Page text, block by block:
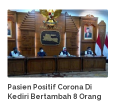
Pasien Positif Corona Di
Kediri Bertambah 8 Orang